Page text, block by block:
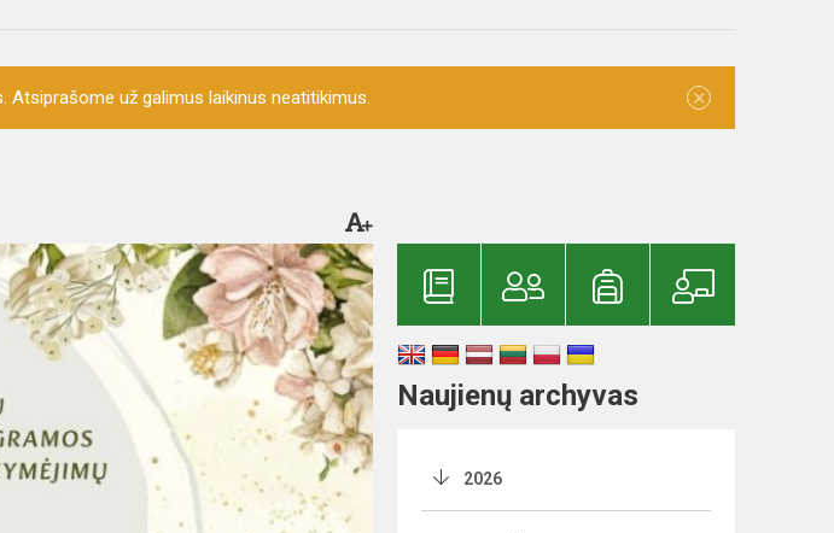
Atsiprašome už galimus laikinus neatitikimus. ×
Naujienų archyvas
2026